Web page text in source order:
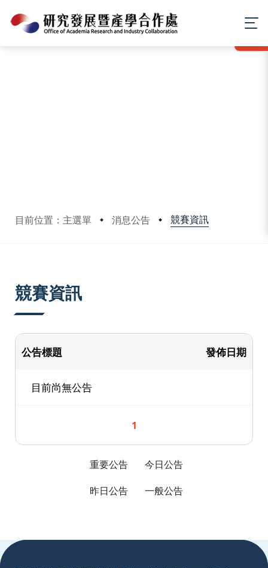
目前位置：主選單 消息公告 競賽資訊
競賽資訊
公告標題 發佈日期
目前尚無公告
1
重要公告
今日公告
昨日公告
一般公告